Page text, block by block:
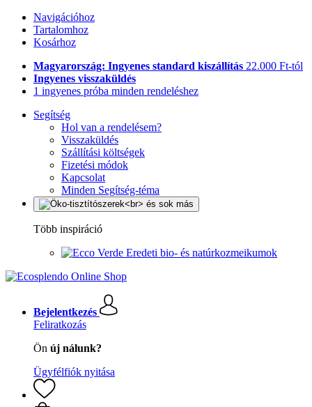
Navigációhoz
Tartalomhoz
Kosárhoz
Magyarország: Ingyenes standard kiszállítás 22.000 Ft-tól
Ingyenes visszaküldés
1 ingyenes próba minden rendeléshez
Segítség
Hol van a rendelésem?
Visszaküldés
Szállítási költségek
Fizetési módok
Kapcsolat
Minden Segítség-téma
Több inspiráció
Eredeti bio- és natúrkozmeikumok
Bejelentkezés
Feliratkozás
Ön új nálunk?
Ügyfélfiók nyitása